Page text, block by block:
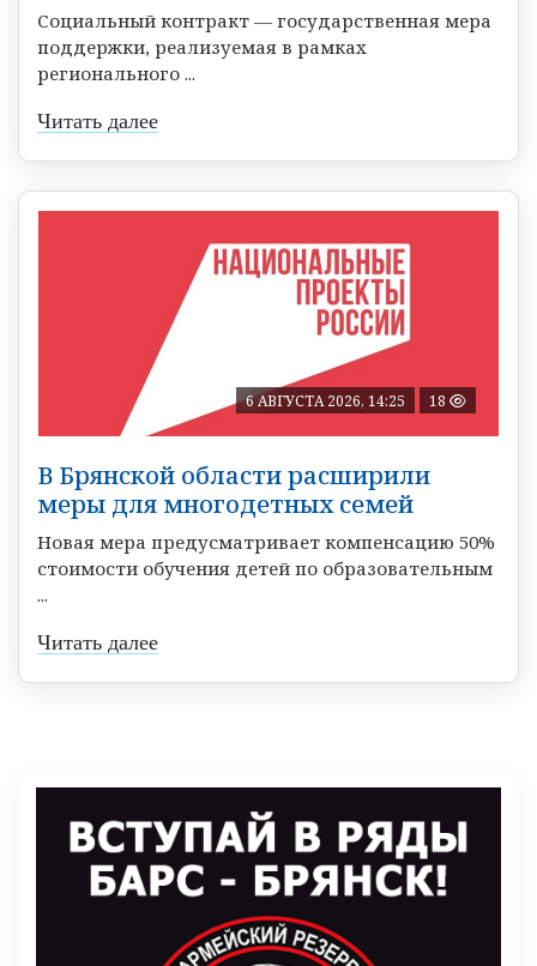
Социальный контракт — государственная мера
поддержки, реализуемая в рамках
регионального ...
Читать далее
6 АВГУСТА 2026, 14:25 18
В Брянской области расширили
меры для многодетных семей
Новая мера предусматривает компенсацию 50%
стоимости обучения детей по образовательным
...
Читать далее